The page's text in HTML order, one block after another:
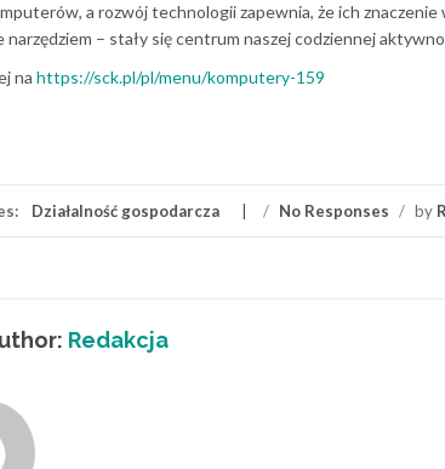
a rozwój technologii zapewnia, że ich
narzędziem – stały się centrum naszej codziennej
na https://sck.pl/pl/menu/komputery-159
Działalność gospodarcza / No Responses / by
Redakcja